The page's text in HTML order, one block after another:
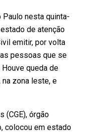
nesta quinta-
de atenção
emitir, por volta
as pessoas que se
queda de
na zona leste, e
(CGE), órgão
colocou em estado